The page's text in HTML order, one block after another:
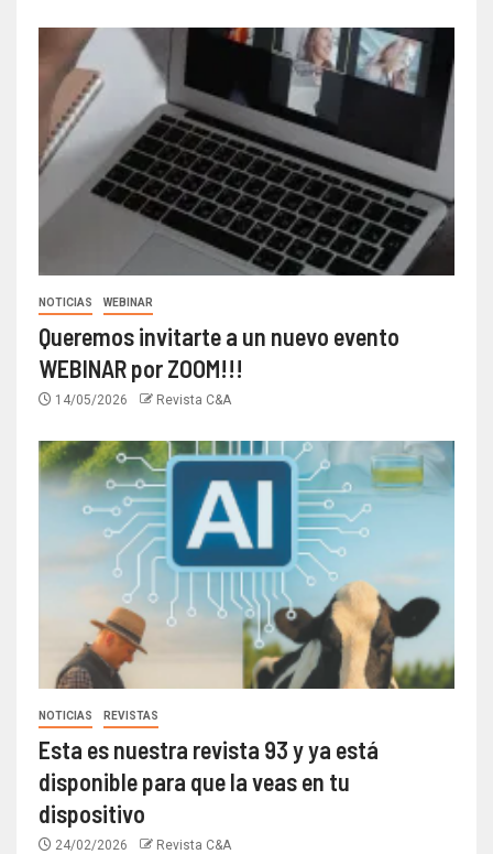
NOTICIAS WEBINAR
Queremos invitarte a un nuevo evento
WEBINAR por ZOOM!!!
14/05/2026 Revista C&A
NOTICIAS REVISTAS
Esta es nuestra revista 93 y ya está
disponible para que la veas en tu
dispositivo
24/02/2026 Revista C&A